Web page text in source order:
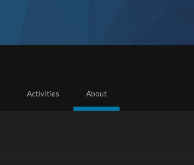
Activities About